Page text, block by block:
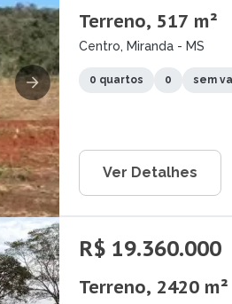
Terreno, 517 m²
Centro, Miranda - MS
0 quartos 0 sem
Ver Detalhes
R$ 19.360.000
Terreno, 2420 m²